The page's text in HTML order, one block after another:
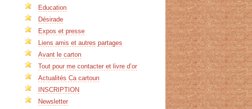
Education
Désirade
Expos et presse
Liens amis et autres partages
Avant le carton
Tout pour me contacter et livre d’or
Actualités Ca cartoun
INSCRIPTION
Newsletter